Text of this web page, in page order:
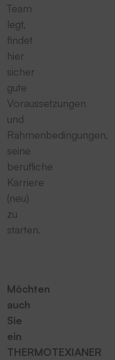
Team
legt,
findet
hier
sicher
gute
Voraussetzungen
und
Rahmenbedingungen,
seine
berufliche
Karriere
(neu)
zu
starten.
Möchten
auch
Sie
ein
THERMOTEXIANER